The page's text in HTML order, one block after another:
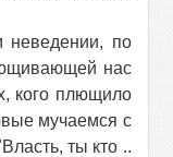
неведении, по
нас
кого плющило
мучаемся с
ты кто ..